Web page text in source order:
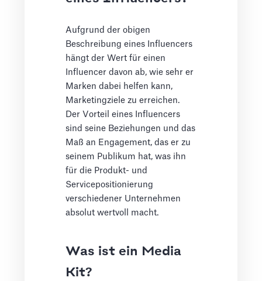
Aufgrund der obigen
Beschreibung eines Influencers
hängt der Wert für einen
Influencer davon ab, wie sehr er
Marken dabei helfen kann,
Marketingziele zu erreichen.
Der Vorteil eines Influencers
sind seine Beziehungen und das
Maß an Engagement, das er zu
seinem Publikum hat, was ihn
für die Produkt- und
Servicepositionierung
verschiedener Unternehmen
absolut wertvoll macht.
Was ist ein Media
Kit?